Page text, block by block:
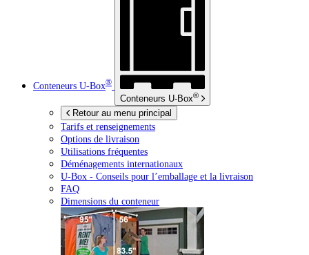
Conteneurs U-Box®
Conteneurs U-Box®
Retour au menu principal
Tarifs et renseignements
Options de livraison
Utilisations fréquentes
Déménagements internationaux
U-Box - Conseils pour l’emballage et la livraison
FAQ
Dimensions du conteneur